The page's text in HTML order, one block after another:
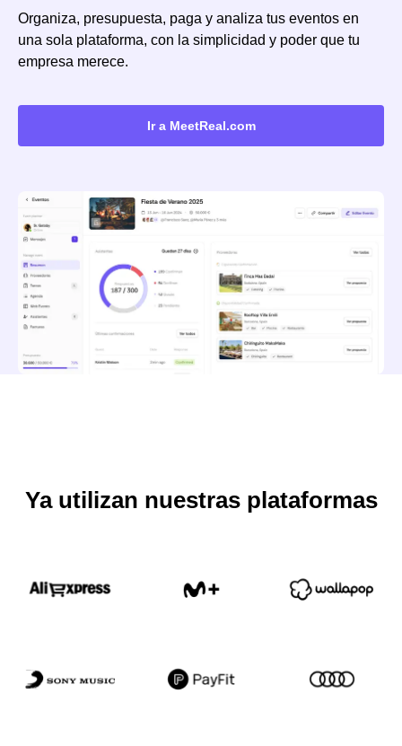
Organiza, presupuesta, paga y analiza tus eventos en
una sola plataforma, con la simplicidad y poder que tu
empresa merece.
Ir a MeetReal.com
Ya utilizan nuestras plataformas